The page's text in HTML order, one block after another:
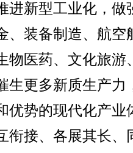
进新型工业化，做
、装备制造、航空
物医药、文化旅游
生更多新质生产力
优势的现代化产业
衔接、各展其长、